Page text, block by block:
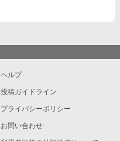
ヘルプ
投稿ガイドライン
プライバシーポリシー
お問い合わせ